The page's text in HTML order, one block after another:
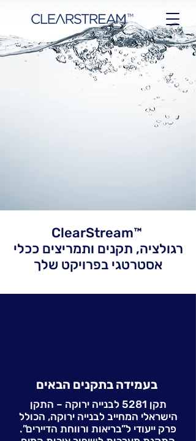
™ClearStream
רגולציה, תקנים ותמריצים ככלי
אסטרטגי בפרויקט שלך
בעמידה בתקנים הבאים
תקן 5281 לבנייה ירוקה – התקן
הישראלי המחייב לבנייה ירוקה, הכולל
פרק ייעודי ל”בריאות ורווחת הדיירים”.